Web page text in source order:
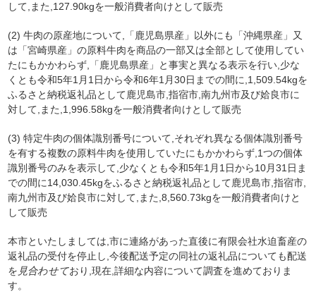
して,また,127.90kgを一般消費者向けとして販売
(2) 牛肉の原産地について,「鹿児島県産」以外にも「沖縄県産」又
は「宮崎県産」の原料牛肉を商品の一部又は全部として使用してい
たにもかかわらず,「鹿児島県産」と事実と異なる表示を行い,少な
くとも令和5年1月1日から令和6年1月30日までの間に,1,509.54kgを
ふるさと納税返礼品として鹿児島市,指宿市,南九州市及び姶良市に
対して,また,1,996.58kgを一般消費者向けとして販売
(3) 特定牛肉の個体識別番号について,それぞれ異なる個体識別番号
を有する複数の原料牛肉を使用していたにもかかわらず,1つの個体
識別番号のみを表示して,少なくとも令和5年1月1日から10月31日ま
での間に14,030.45kgをふるさと納税返礼品として鹿児島市,指宿市,
南九州市及び姶良市に対して,また,8,560.73kgを一般消費者向けと
して販売
本市といたしましては,市に連絡があった直後に有限会社水迫畜産の
返礼品の受付を停止し,今後配送予定の同社の返礼品についても配送
を 見合わせており,現在,詳細な内容について調査を進めておりま
す。